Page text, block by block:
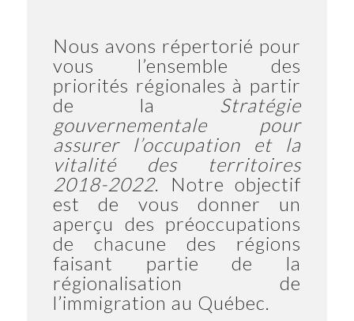
Nous avons répertorié pour
vous l’ensemble des
priorités régionales à partir
de la Stratégie
gouvernementale pour
assurer l’occupation et la
vitalité des territoires
2018-2022. Notre objectif
est de vous donner un
aperçu des préoccupations
de chacune des régions
faisant partie de la
régionalisation de
l’immigration au Québec.